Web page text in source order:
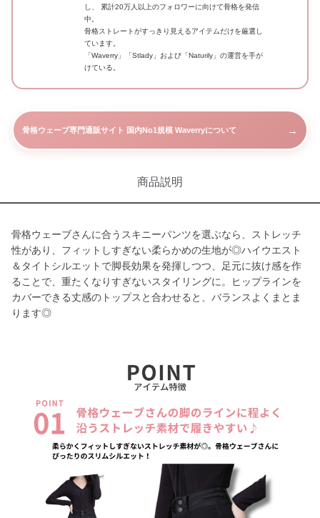
し、 累計20万人以上のフォロワーに向けて骨格を発信
中。
骨格ストレートがすっきり見えるアイテムだけを厳選し
ています。
「Waverry」「Stlady」および「Naturily」の運営を手が
けている。
骨格ウェーブ専門通販サイト 国内No1規模 Waverryについて →
商品説明
骨格ウェーブさんに合うスキニーパンツを選ぶなら、ストレッチ
性があり、フィットしすぎない柔らかめの生地が◎ハイウエスト
＆タイトシルエットで脚長効果を発揮しつつ、足元に抜け感を作
ることで、重たくなりすぎないスタイリングに。ヒップラインを
カバーできる丈感のトップスと合わせると、バランスよくまとま
ります◎